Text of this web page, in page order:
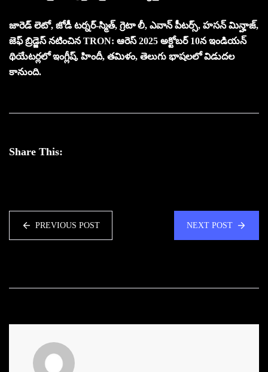
జారెడ్ లెటో, జోడీ టర్నర్-స్మిత్, గ్రెటా లీ, ఎవాన్ పీటర్స్, హసన్ మిన్హాజ్,
జెఫ్ బ్రిడ్జెస్ నటించిన TRON: ఆరెస్ 2025 అక్టోబర్ 10న ఇండియన్
థియేటర్లలో ఇంగ్లీష్, హిందీ, తమిళం, తెలుగు భాషలలో విడుదల
కానుంది.
Share This:
PREVIOUS POST NEXT POST